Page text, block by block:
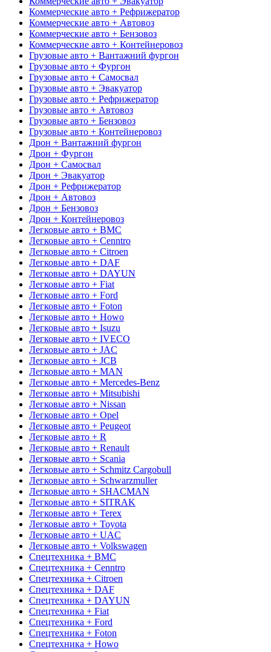
Коммерческие авто + Рефрижератор
Коммерческие авто + Автовоз
Коммерческие авто + Бензовоз
Коммерческие авто + Контейнеровоз
Грузовые авто + Вантажний фургон
Грузовые авто + Фургон
Грузовые авто + Самосвал
Грузовые авто + Эвакуатор
Грузовые авто + Рефрижератор
Грузовые авто + Автовоз
Грузовые авто + Бензовоз
Грузовые авто + Контейнеровоз
Дрон + Вантажний фургон
Дрон + Фургон
Дрон + Самосвал
Дрон + Эвакуатор
Дрон + Рефрижератор
Дрон + Автовоз
Дрон + Бензовоз
Дрон + Контейнеровоз
Легковые авто + BMC
Легковые авто + Cenntro
Легковые авто + Citroen
Легковые авто + DAF
Легковые авто + DAYUN
Легковые авто + Fiat
Легковые авто + Ford
Легковые авто + Foton
Легковые авто + Howo
Легковые авто + Isuzu
Легковые авто + IVECO
Легковые авто + JAC
Легковые авто + JCB
Легковые авто + MAN
Легковые авто + Mercedes-Benz
Легковые авто + Mitsubishi
Легковые авто + Nissan
Легковые авто + Opel
Легковые авто + Peugeot
Легковые авто + R
Легковые авто + Renault
Легковые авто + Scania
Легковые авто + Schmitz Cargobull
Легковые авто + Schwarzmuller
Легковые авто + SHACMAN
Легковые авто + SITRAK
Легковые авто + Terex
Легковые авто + Toyota
Легковые авто + UAC
Легковые авто + Volkswagen
Спецтехника + BMC
Спецтехника + Cenntro
Спецтехника + Citroen
Спецтехника + DAF
Спецтехника + DAYUN
Спецтехника + Fiat
Спецтехника + Ford
Спецтехника + Foton
Спецтехника + Howo